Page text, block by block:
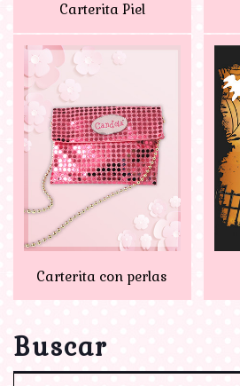
Carterita Piel
Carterita con perlas
Buscar